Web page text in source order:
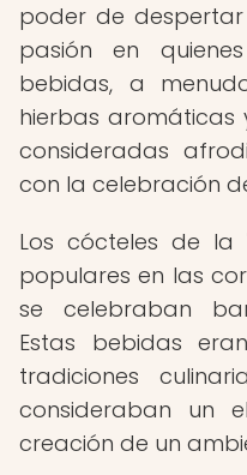
poder de
pasión en
bebidas, a
hierbas aromáticas
consideradas
con la celebración
Los cócteles de la
populares en las
se celebraban
Estas bebidas
tradiciones
consideraban un
creación de un